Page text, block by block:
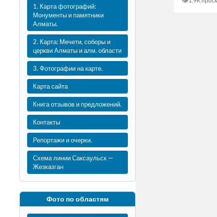
1. Карта фотографий:
Монументы и памятники
Алматы.
2. Карта: Мечети, соборы и
церкви Алматы и алм. области
3. Фотографии на карте.
Карта сайта
Книга отзывов и предложений.
Контакты
Репортажи и очерки.
Схема линии Саксаульск —
Жезказган
Фото по областям